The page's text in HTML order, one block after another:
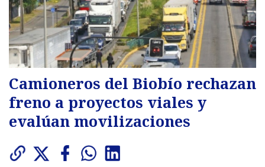
Camioneros del Biobío rechazan
freno a proyectos viales y
evalúan movilizaciones